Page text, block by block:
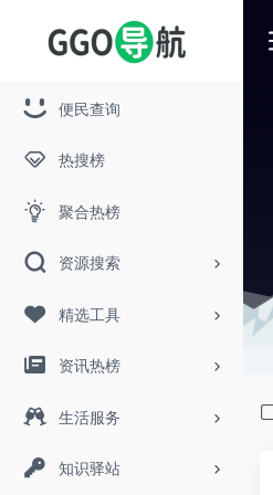
便民查询
热搜榜
聚合热榜
资源搜索
精选工具
资讯热榜
生活服务
知识驿站